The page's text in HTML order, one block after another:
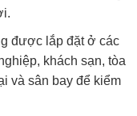
được lắp đặt ở các
khách sạn, tòa
và sân bay để kiểm